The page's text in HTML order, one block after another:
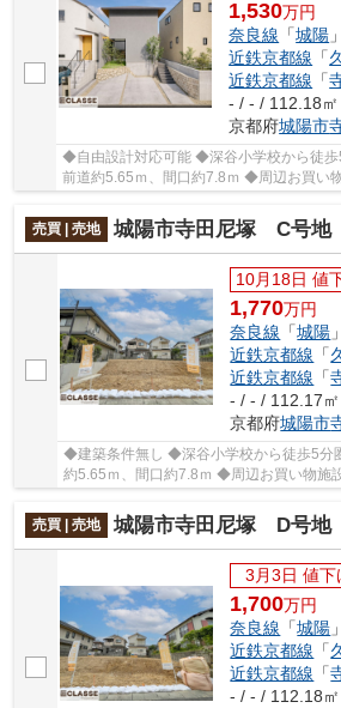
1,530万円
奈良線 「城陽
近鉄京都線 「
近鉄京都線 「
- / - / 112.18㎡
京都府城陽市
◆自由設計対応可能 ◆深谷小学校から徒
前道約5.65ｍ、間口約7.8ｍ ◆周辺お買い
売買 | 売地 城陽市寺田尼塚 C号地 売土
10月18日 値
1,770万円
奈良線 「城陽
近鉄京都線 「
近鉄京都線 「
- / - / 112.17㎡
京都府城陽市
◆建築条件無し ◆深谷小学校から徒歩5
約5.65ｍ、間口約7.8ｍ ◆周辺お買い物施
売買 | 売地 城陽市寺田尼塚 D号地 売土
3月3日 値下
1,700万円
奈良線 「城陽
近鉄京都線 「
近鉄京都線 「
- / - / 112.18㎡